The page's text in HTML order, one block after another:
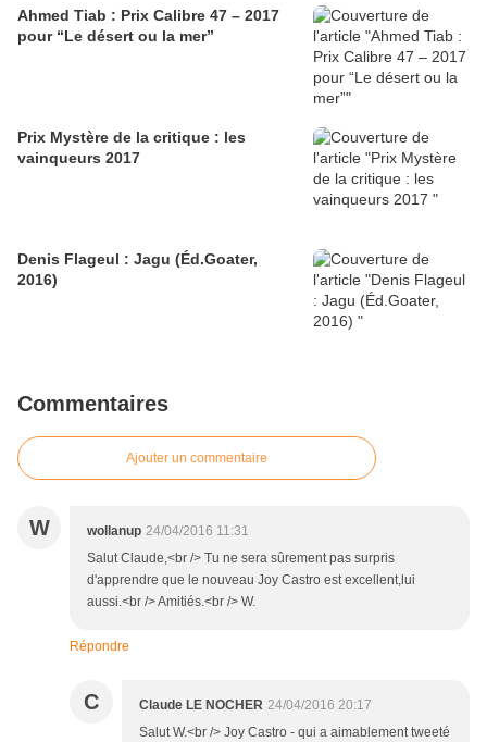
Ahmed Tiab : Prix Calibre 47 – 2017
pour “Le désert ou la mer”
Prix Mystère de la critique : les
vainqueurs 2017
Denis Flageul : Jagu (Éd.Goater,
2016)
Commentaires
Ajouter un commentaire
W wollanup 24/04/2016 11:31
Salut Claude,<br /> Tu ne sera sûrement pas surpris
d'apprendre que le nouveau Joy Castro est excellent,lui
aussi.<br /> Amitiés.<br /> W.
Répondre
C Claude LE NOCHER 24/04/2016 20:17
Salut W.<br /> Joy Castro - qui a aimablement tweeté